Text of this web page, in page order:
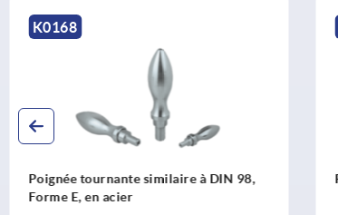
K0651
Poignée tournante ovale